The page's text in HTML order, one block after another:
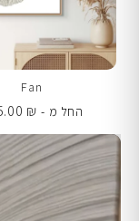
Fan
החל מ - ₪